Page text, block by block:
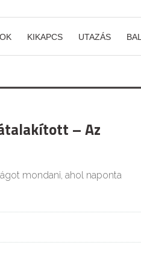
KIKAPCS UTAZÁS
– Az
mondani, ahol naponta